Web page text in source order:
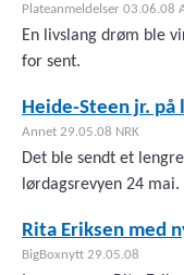
Plateanmeldelser 03.06.08
En livslang drøm ble
for sent.
Heide-Steen jr.
Annet 29.05.08 NRK
Det ble sendt et
lørdagsrevyen 24
Rita Eriksen med
BigBoxnytt 29.05.08